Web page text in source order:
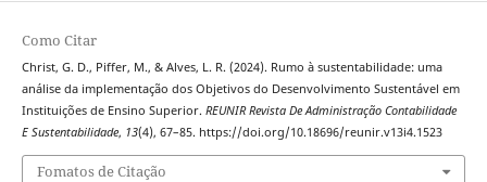
Como Citar
Christ, G. D., Piffer, M., & Alves, L. R. (2024). Rumo à sustentabilidade: uma
análise da implementação dos Objetivos do Desenvolvimento Sustentável em
Instituições de Ensino Superior. REUNIR Revista De Administração Contabilidade
E Sustentabilidade, 13(4), 67–85. https://doi.org/10.18696/reunir.v13i4.1523
Fomatos de Citação